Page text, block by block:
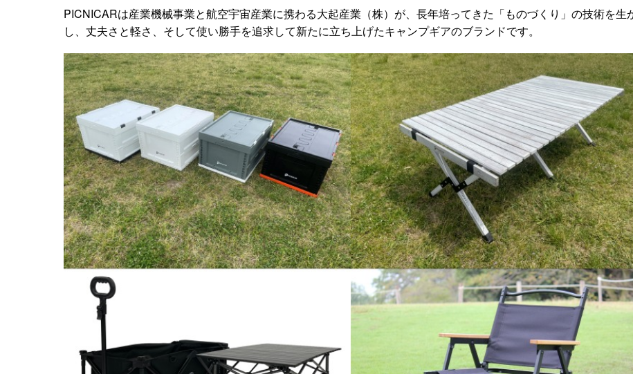
PICNICARは産業機械事業と航空宇宙産業に携わる大起産業（株）が、長年培ってきた「ものづくり」の技術を生
し、丈夫さと軽さ、そして使い勝手を追求して新たに立ち上げたキャンプギアのブランドです。